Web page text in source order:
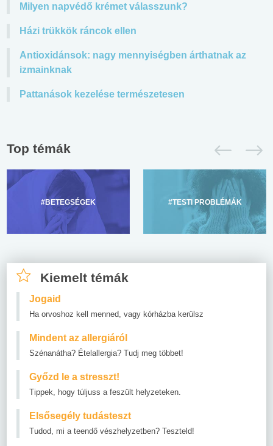
Milyen napvédő krémet válasszunk?
Házi trükkök ráncok ellen
Antioxidánsok: nagy mennyiségben árthatnak az
izmainknak
Pattanások kezelése természetesen
Top témák
#BETEGSÉGEK #TESTI PROBLÉMÁK
Kiemelt témák
Jogaid
Ha orvoshoz kell menned, vagy kórházba kerülsz
Mindent az allergiáról
Szénanátha? Ételallergia? Tudj meg többet!
Győzd le a stresszt!
Tippek, hogy túljuss a feszült helyzeteken.
Elsősegély tudásteszt
Tudod, mi a teendő vészhelyzetben? Teszteld!